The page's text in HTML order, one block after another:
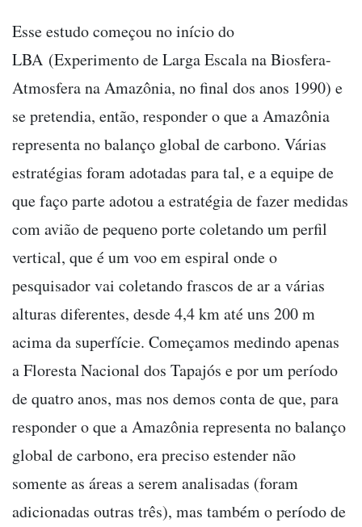
Esse estudo começou no início do
LBA (Experimento de Larga Escala na Biosfera-
Atmosfera na Amazônia, no final dos anos 1990) e
se pretendia, então, responder o que a Amazônia
representa no balanço global de carbono. Várias
estratégias foram adotadas para tal, e a equipe de
que faço parte adotou a estratégia de fazer medidas
com avião de pequeno porte coletando um perfil
vertical, que é um voo em espiral onde o
pesquisador vai coletando frascos de ar a várias
alturas diferentes, desde 4,4 km até uns 200 m
acima da superfície. Começamos medindo apenas
a Floresta Nacional dos Tapajós e por um período
de quatro anos, mas nos demos conta de que, para
responder o que a Amazônia representa no balanço
global de carbono, era preciso estender não
somente as áreas a serem analisadas (foram
adicionadas outras três), mas também o período de